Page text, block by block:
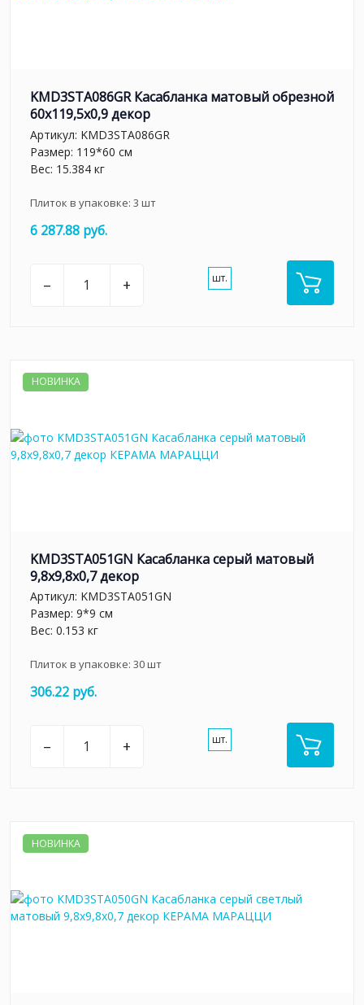
KMD3STA086GR Касабланка матовый обрезной
60x119,5x0,9 декор
Артикул: KMD3STA086GR
Размер: 119*60 см
Вес: 15.384 кг
Плиток в упаковке: 3 шт
6 287.88 руб.
– + шт.
НОВИНКА
KMD3STA051GN Касабланка серый матовый
9,8x9,8x0,7 декор
Артикул: KMD3STA051GN
Размер: 9*9 см
Вес: 0.153 кг
Плиток в упаковке: 30шт
306.22 руб.
– + шт.
НОВИНКА